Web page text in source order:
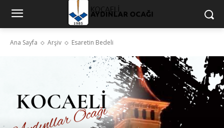
Ana Sayfa Arşiv Esaretin Bedeli